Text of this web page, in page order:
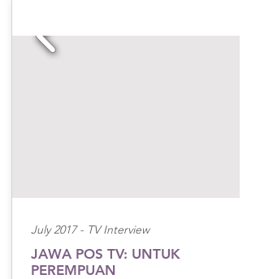
July 2017 - TV Interview
JAWA POS TV: UNTUK
PEREMPUAN